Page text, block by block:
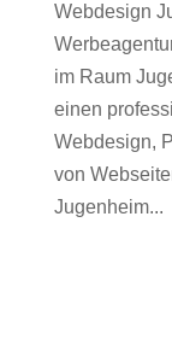
Webdesign
im Raum
einen
Webdesign,
von
Jugenheim...